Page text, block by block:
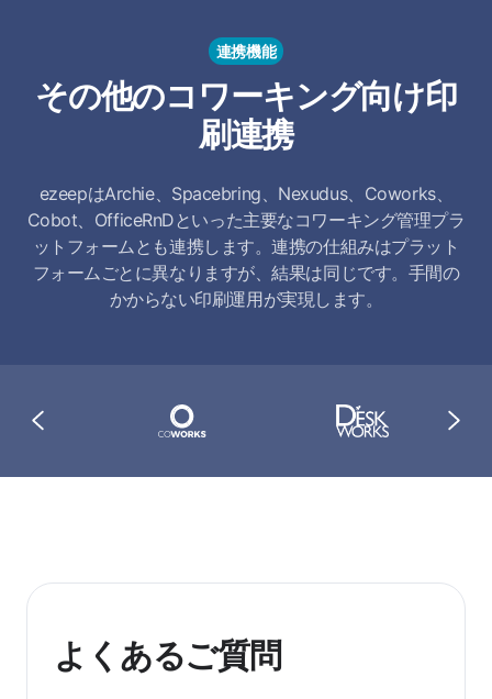
連携機能
その他のコワーキング向け印
刷連携
ezeepはArchie、Spacebring、Nexudus、Coworks、
Cobot、OfficeRnDといった主要なコワーキング管理プラ
ットフォームとも連携します。連携の仕組みはプラット
フォームごとに異なりますが、結果は同じです。手間の
かからない印刷運用が実現します。
よくあるご質問